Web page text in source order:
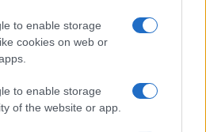
to enable storage
cookies on web or
to enable storage
of the website or app.
ΔΙΕΘΝΕΊΣ ΕΙΔΉΣΕΙΣ